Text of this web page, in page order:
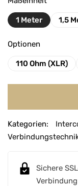
1 Meter 1,5
Optionen
110 Ohm (XLR)
l
t
Kategorien:
Sichere
Verbindung